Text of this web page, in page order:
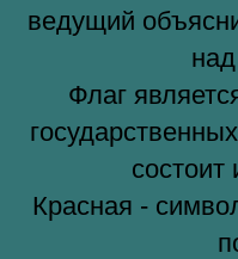
ведущий
Флаг
состоит
Красная -